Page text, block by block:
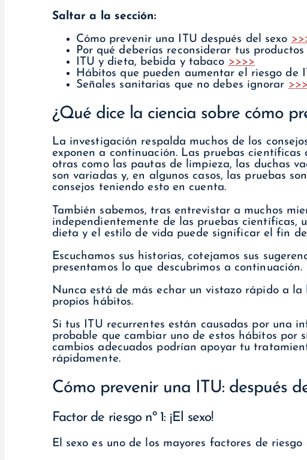
Saltar a la sección:
Cómo prevenir una ITU después del sexo
Por qué deberías reconsiderar tus productos
ITU y dieta, bebida y tabaco >>>>
Hábitos que pueden aumentar el riesgo de
Señales sanitarias que no debes ignorar
¿Qué dice la ciencia sobre cómo
La investigación respalda muchos de los
exponen a continuación. Las pruebas
otras como las pautas de limpieza, las duchas
son variadas y, en algunos casos, las pruebas
consejos teniendo esto en cuenta.
También sabemos, tras entrevistar a muchos
independientemente de las pruebas científicas,
dieta y el estilo de vida puede significar el fin
Escuchamos sus historias, cotejamos sus
presentamos lo que descubrimos a continuación.
Nunca está de más echar un vistazo rápido a
propios hábitos.
Si tus ITU recurrentes están causadas por una
probable que cambiar uno de estos hábitos por
cambios adecuados podrían apoyar tu
rápidamente.
Cómo prevenir una ITU: después
Factor de riesgo nº 1: ¡El sexo!
El sexo es uno de los mayores factores de riesgo